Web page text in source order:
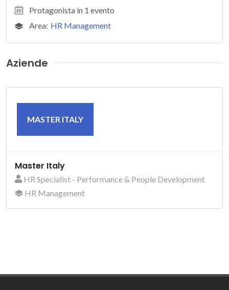
Protagonista in 1 evento
Area: HR Management
Aziende
MASTER ITALY
Master Italy
HR Specialist - Performance & People Development
HR Management